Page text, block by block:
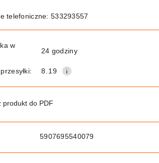
telefoniczne: 533293557
w
24 godziny
8.19
produkt do PDF
5907695540079